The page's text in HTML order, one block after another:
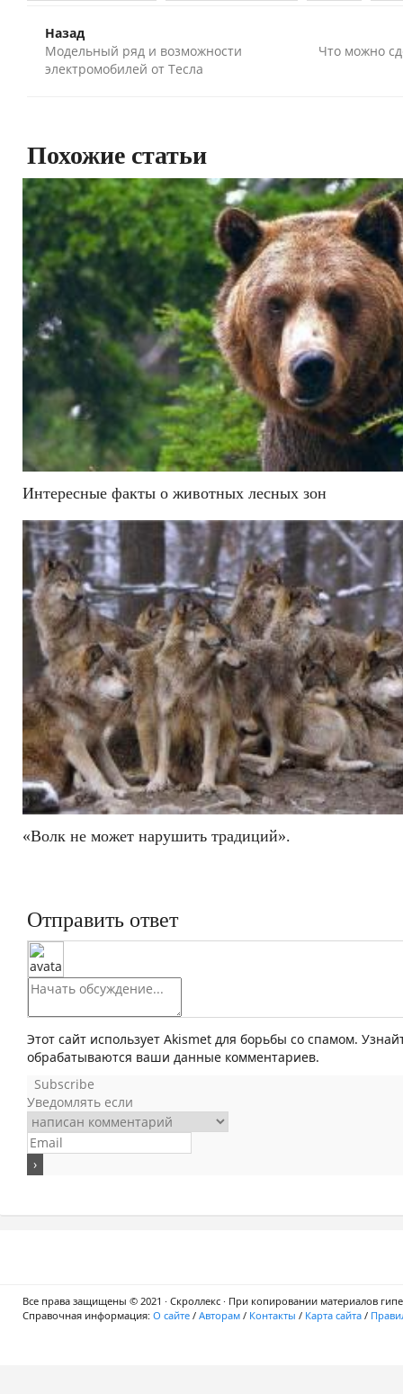
Назад
Модельный ряд и возможности
электромобилей от Тесла
Что можно
Похожие статьи
Интересные факты о животных лесных зон
«Волк не может нарушить традиций».
Отправить ответ
Этот сайт использует Akismet для борьбы со спамом.
обрабатываются ваши данные комментариев.
Subscribe
Уведомлять если
Все права защищены © 2021 · Скроллекс · При копировании материалов
Справочная информация: О сайте / Авторам / Контакты / Карта сайта /